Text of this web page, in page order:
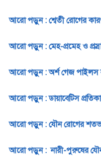
আরো পড়ুন : শ্বেতী রোগের
আরো পড়ুন : মেহ-প্রমেহ ও
আরো পড়ুন : অর্শ গেজ পাইলস
আরো পড়ুন : ডায়াবেটিস
আরো পড়ুন : যৌন রোগের
আরো পড়ুন : নারী-পুরুষের যৌন